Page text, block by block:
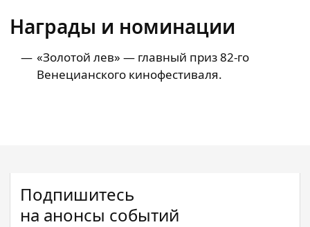
Награды и номинации
«Золотой лев» — главный приз82‑го
Венецианского кинофестиваля.
Подпишитесь
на анонсы событий